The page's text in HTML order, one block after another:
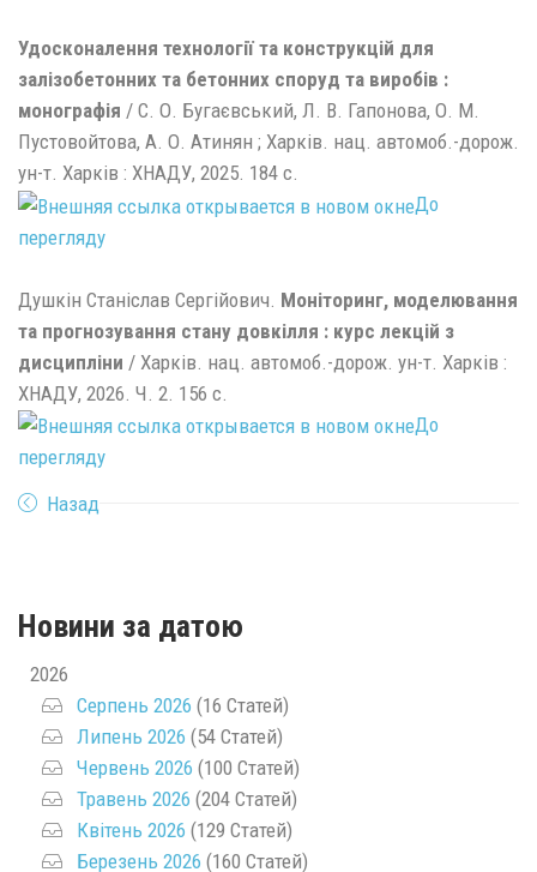
Удосконалення технології та конструкцій для
залізобетонних та бетонних споруд та виробів :
монографія / С. О. Бугаєвський, Л. В. Гапонова, О. М.
Пустовойтова, А. О. Атинян ; Харків. нац. автомоб.-дорож.
ун-т. Харків : ХНАДУ, 2025. 184 с.
До
перегляду
Душкін Станіслав Сергійович. Моніторинг, моделювання
та прогнозування стану довкілля : курс лекцій з
дисципліни / Харків. нац. автомоб.-дорож. ун-т. Харків :
ХНАДУ, 2026. Ч. 2. 156 с.
До
перегляду
Назад
Новини за датою
2026
Серпень 2026 (16 Статей)
Липень 2026 (54 Статей)
Червень 2026 (100 Статей)
Травень 2026 (204 Статей)
Квітень 2026 (129 Статей)
Березень 2026 (160 Статей)